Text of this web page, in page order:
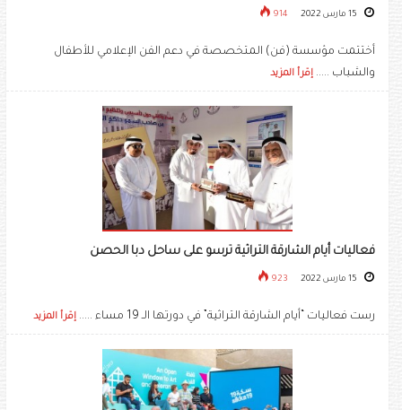
914
أختتمت مؤسسة (فن) المتخصصة في دعم الفن الإعلامي للأطفال
والشباب ..... إقرأ المزيد
فعاليات أيام الشارقة التراثية ترسو على ساحل دبا الحصن
923
رست فعاليات “أيام الشارقة التراثية” في دورتها الـ 19 مساء ..... إقرأ المزيد